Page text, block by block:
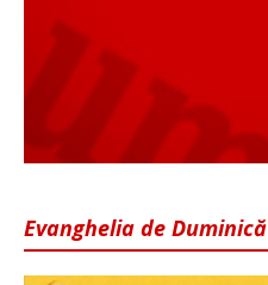
Evanghelia de Duminică